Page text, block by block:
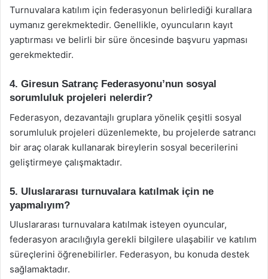
Turnuvalara katılım için federasyonun belirlediği kurallara
uymanız gerekmektedir. Genellikle, oyuncuların kayıt
yaptırması ve belirli bir süre öncesinde başvuru yapması
gerekmektedir.
4. Giresun Satranç Federasyonu’nun sosyal
sorumluluk projeleri nelerdir?
Federasyon, dezavantajlı gruplara yönelik çeşitli sosyal
sorumluluk projeleri düzenlemekte, bu projelerde satrancı
bir araç olarak kullanarak bireylerin sosyal becerilerini
geliştirmeye çalışmaktadır.
5. Uluslararası turnuvalara katılmak için ne
yapmalıyım?
Uluslararası turnuvalara katılmak isteyen oyuncular,
federasyon aracılığıyla gerekli bilgilere ulaşabilir ve katılım
süreçlerini öğrenebilirler. Federasyon, bu konuda destek
sağlamaktadır.